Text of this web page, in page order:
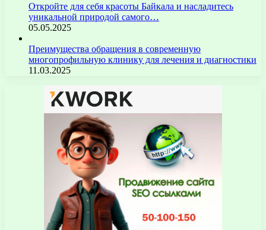
Откройте для себя красоты Байкала и насладитесь
уникальной природой самого…
05.05.2025
Преимущества обращения в современную
многопрофильную клинику для лечения и диагностики
11.03.2025